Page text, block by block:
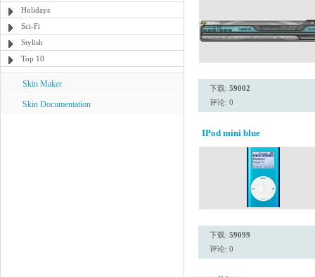
Holidays
Sci-Fi
Stylish
Top 10
Skin Maker
Skin Documentation
下载: 59002
评论: 0
IPod mini blue
下载: 59099
评论: 0